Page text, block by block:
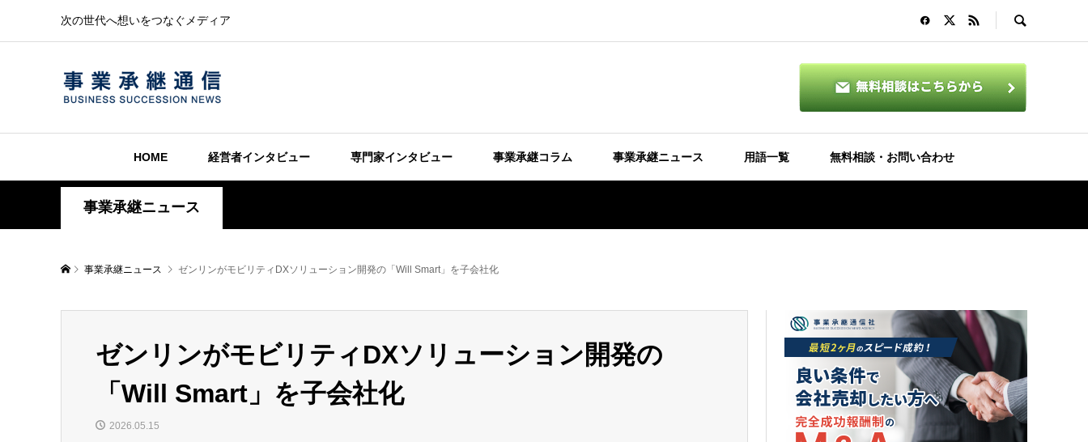
次の世代へ想いをつなぐメディア
HOME 経営者インタビュー 専門家インタビュー 事業承継コラム 事業承継ニュース 用語一覧 無料相談・お問い合わせ
事業承継ニュース
事業承継ニュース ゼンリンがモビリティDXソリューション開発の「Will Smart」を子会社化
ゼンリンがモビリティDXソリューション開発の
「Will Smart」を子会社化
2026.05.15